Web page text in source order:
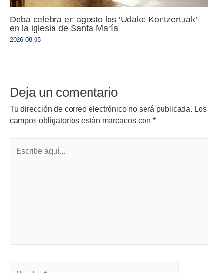
Deba celebra en agosto los ‘Udako Kontzertuak’
en la iglesia de Santa María
2026-08-05
Deja un comentario
Tu dirección de correo electrónico no será publicada. Los
campos obligatorios están marcados con *